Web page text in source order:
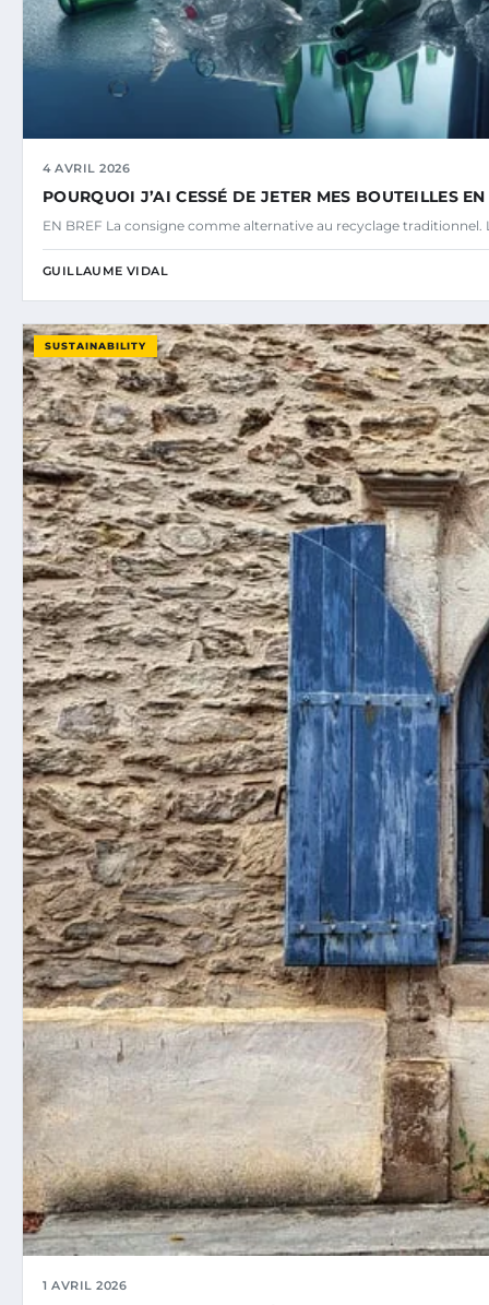
4 AVRIL 2026
POURQUOI J’AI CESSÉ DE JETER MES BOUTEILLES
EN BREF La consigne comme alternative au recyclage traditionnel.
GUILLAUME VIDAL
SUSTAINABILITY
1 AVRIL 2026